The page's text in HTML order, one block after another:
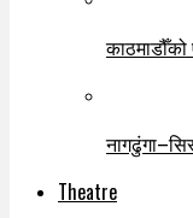
काठमाडौँको
Theatre